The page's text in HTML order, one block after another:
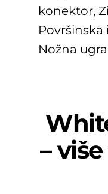
konektor,
Nožna
–